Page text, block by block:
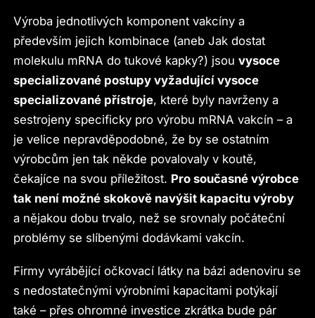
Výroba jednotlivých komponent vakcíny a
především jejich kombinace (aneb Jak dostat
molekulu mRNA do tukové kapky?) jsouvysoce
specializované postupy vyžadující vysoce
specializované přístroje, které byly navrženy a
sestrojeny specificky pro výrobu mRNA vakcín – a
je velice nepravděpodobné, že by se ostatním
výrobcům jen tak někde povalovaly v koutě,
čekajíce na svou příležitost. Pro současné výrobce
tak není možné skokově navýšit kapacitu výroby
a nějakou dobu trvalo, než se srovnaly počáteční
problémy se slíbenými dodávkami vakcín.
Firmy vyrábějící očkovací látky na bázi adenoviru se
s nedostatečnými výrobními kapacitami potýkají
také – přes ohromné investice zkrátka bude pár